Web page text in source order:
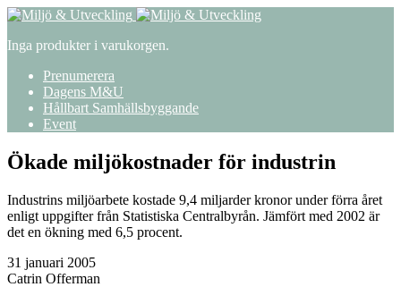
Inga produkter i varukorgen.
Prenumerera
Dagens M&U
Hållbart Samhällsbyggande
Event
Ökade miljökostnader för industrin
Industrins miljöarbete kostade 9,4 miljarder kronor under förra året
enligt uppgifter från Statistiska Centralbyrån. Jämfört med 2002 är
det en ökning med 6,5 procent.
31 januari 2005
Catrin Offerman